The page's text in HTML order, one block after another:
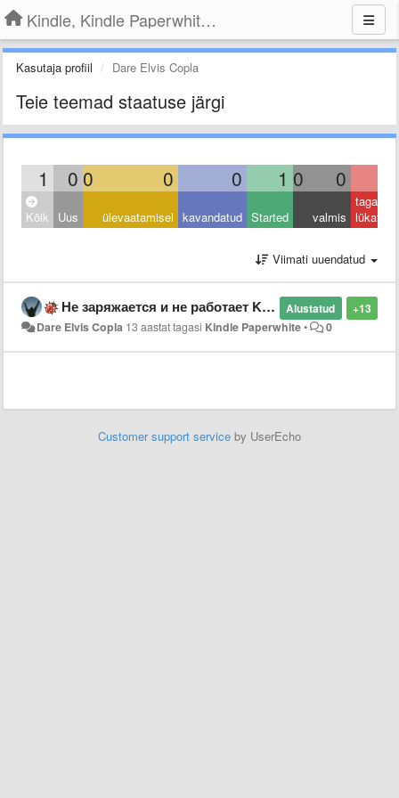
Kindle, Kindle Paperwhite, Kindle Voyage
Kasutaja profiil Dare Elvis Copla
Teie teemad staatuse järgi
1 0 0 0 0 1 0 0
Kõik Uus ülevaatamisel kavandatud Started valmis
tagasi
lükatud
Viimati uuendatud
+13
Alustatud
Не заряжается и не работает Kindle Paperwhite
Dare Elvis Copla 13 aastat tagasi Kindle Paperwhite• 0
Customer support service by UserEcho